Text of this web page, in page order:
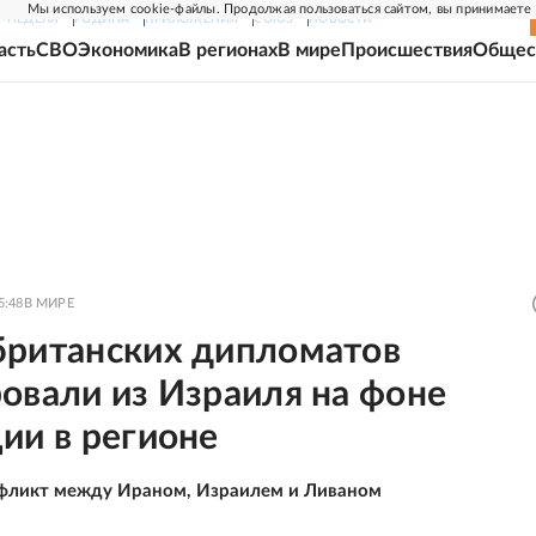
Мы используем cookie-файлы. Продолжая пользоваться сайтом, вы принимаете
НЕДЕЛЯ РОДИНА ПРИЛОЖЕНИЯ СОЮЗ НОВОСТИ
СВОЭкономикаВ регионахВ мире Происшествия
В МИРЕ
дипломатов
из Израиля на фоне
в регионе
между Ираном, Израилем и Ливаном